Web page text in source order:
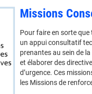
Missions
Pour faire en sorte
un appui consultatif
prenantes au sein de
et élaborer des
d’urgence. Ces
les Missions de